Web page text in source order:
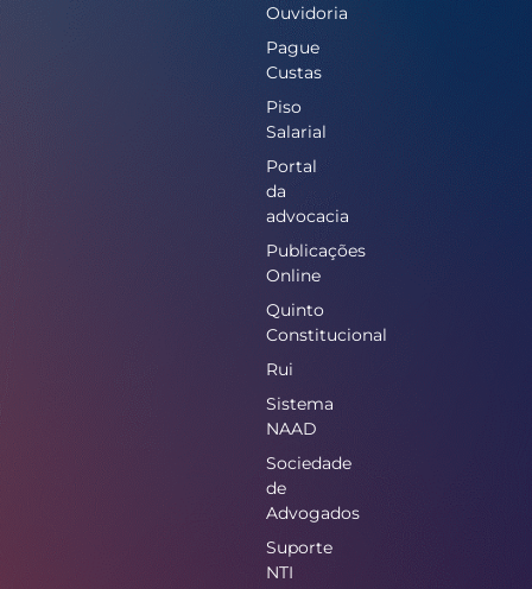
Ouvidoria
Pague
Custas
Piso
Salarial
Portal
da
advocacia
Publicações
Online
Quinto
Constitucional
Rui
Sistema
NAAD
Sociedade
de
Advogados
Suporte
NTI